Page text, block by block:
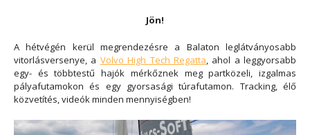
Jön!
A hétvégén kerül megrendezésre a Balaton leglátványosabb
vitorlásversenye, a Volvo High Tech Regatta, ahol a leggyorsabb
egy- és többtestű hajók mérkőznek meg partközeli, izgalmas
pályafutamokon és egy gyorsasági túrafutamon. Tracking, élő
közvetítés, videók minden mennyiségben!